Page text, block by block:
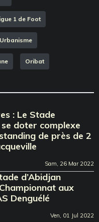
1 de Foot
Oribat
: Le Stade
doter complexe
de près de 2
Sam, 26 Mar 2022
d’Abidjan
aux
Denguélé
Ven, 01 Jul 2022